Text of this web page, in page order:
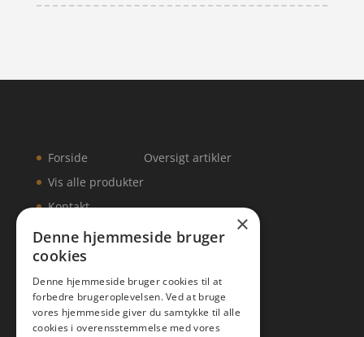
Forside
Vis alle produkter
Kontakt
Oversigt artikler
KONTAKT
Tlf: 7876 8672
×
Denne hjemmeside bruger
cookies
Denne hjemmeside bruger cookies til at
forbedre brugeroplevelsen. Ved at bruge
vores hjemmeside giver du samtykke til alle
cookies i overensstemmelse med vores